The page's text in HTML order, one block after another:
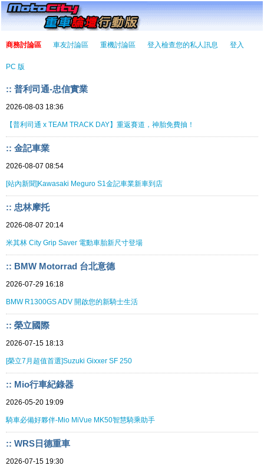
商務討論區 車友討論區 重機討論區 登入檢查您的私人訊息 登入
PC 版
:: 普利司通-忠信實業
2026-08-03 18:36
【普利司通 x TEAM TRACK DAY】重返賽道，神胎免費抽！
:: 金記車業
2026-08-07 08:54
[站內新聞]Kawasaki Meguro S1金記車業新車到店
:: 忠林摩托
2026-08-07 20:14
米其林 City Grip Saver 電動車胎新尺寸登場
:: BMW Motorrad 台北意德
2026-07-29 16:18
BMW R1300GS ADV 開啟您的新騎士生活
:: 榮立國際
2026-07-15 18:13
[榮立7月超值首選]Suzuki Gixxer SF 250
:: Mio行車紀錄器
2026-05-20 19:09
騎車必備好夥伴-Mio MiVue MK50智慧騎乘助手
:: WRS日德重車
2026-07-15 19:30